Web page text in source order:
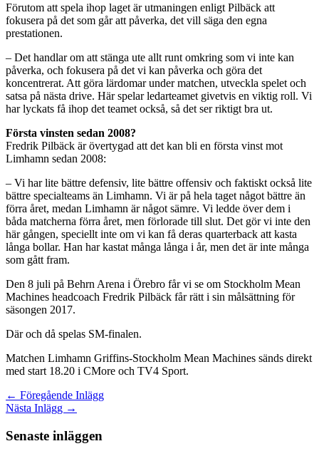
Förutom att spela ihop laget är utmaningen enligt Pilbäck att
fokusera på det som går att påverka, det vill säga den egna
prestationen.
– Det handlar om att stänga ute allt runt omkring som vi inte kan
påverka, och fokusera på det vi kan påverka och göra det
koncentrerat. Att göra lärdomar under matchen, utveckla spelet och
satsa på nästa drive. Här spelar ledarteamet givetvis en viktig roll. Vi
har lyckats få ihop det teamet också, så det ser riktigt bra ut.
Första vinsten sedan 2008?
Fredrik Pilbäck är övertygad att det kan bli en första vinst mot
Limhamn sedan 2008:
– Vi har lite bättre defensiv, lite bättre offensiv och faktiskt också lite
bättre specialteams än Limhamn. Vi är på hela taget något bättre än
förra året, medan Limhamn är något sämre. Vi ledde över dem i
båda matcherna förra året, men förlorade till slut. Det gör vi inte den
här gången, speciellt inte om vi kan få deras quarterback att kasta
långa bollar. Han har kastat många långa i år, men det är inte många
som gått fram.
Den 8 juli på Behrn Arena i Örebro får vi se om Stockholm Mean
Machines headcoach Fredrik Pilbäck får rätt i sin målsättning för
säsongen 2017.
Där och då spelas SM-finalen.
Matchen Limhamn Griffins-Stockholm Mean Machines sänds direkt
med start 18.20 i CMore och TV4 Sport.
← Föregående Inlägg
Nästa Inlägg →
Senaste inläggen